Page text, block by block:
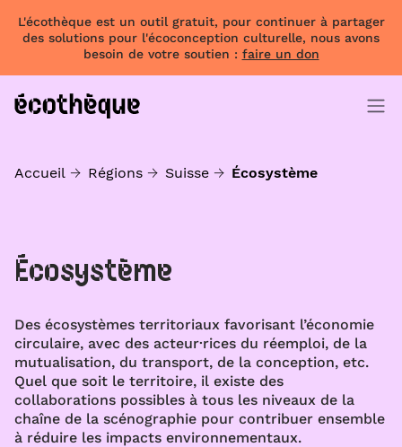
L'écothèque est un outil gratuit, pour continuer à partager
des solutions pour l'écoconception culturelle, nous avons
besoin de votre soutien : faire un don
Accueil Régions Suisse Écosystème
Écosystème
Des écosystèmes territoriaux favorisant l’économie
circulaire, avec des acteur·rices du réemploi, de la
mutualisation, du transport, de la conception, etc.
Quel que soit le territoire, il existe des
collaborations possibles à tous les niveaux de la
chaîne de la scénographie pour contribuer ensemble
à réduire les impacts environnementaux.